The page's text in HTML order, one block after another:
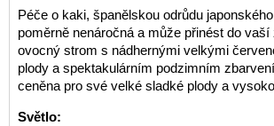
Péče o kaki, španělskou odrůdu
poměrně nenáročná a může přinést do
ovocný strom s nádhernými velkými
plody a spektakulárním podzimním
ceněna pro své velké sladké plody a
Světlo: